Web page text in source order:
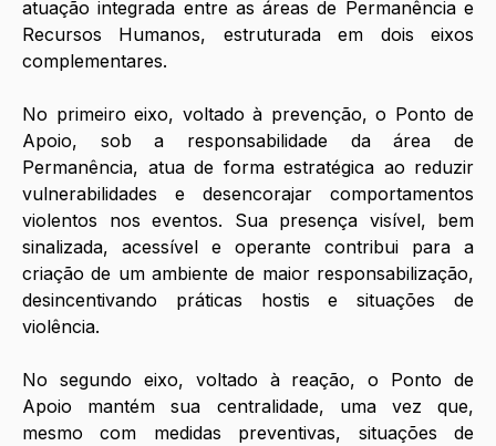
atuação integrada entre as áreas de Permanência e
Recursos Humanos, estruturada em dois eixos
complementares.
No primeiro eixo, voltado à prevenção, o Ponto de
Apoio, sob a responsabilidade da área de
Permanência, atua de forma estratégica ao reduzir
vulnerabilidades e desencorajar comportamentos
violentos nos eventos. Sua presença visível, bem
sinalizada, acessível e operante contribui para a
criação de um ambiente de maior responsabilização,
desincentivando práticas hostis e situações de
violência.
No segundo eixo, voltado à reação, o Ponto de
Apoio mantém sua centralidade, uma vez que,
mesmo com medidas preventivas, situações de